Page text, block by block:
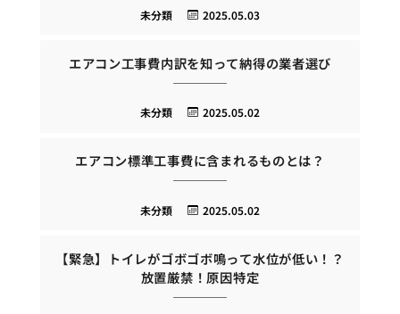
2025.05.03
未分類
エアコン工事費内訳を知って納得の業者選び
2025.05.02
未分類
エアコン標準工事費に含まれるものとは？
2025.05.02
未分類
【緊急】トイレがゴボゴボ鳴って水位が低い！？
放置厳禁！原因特定